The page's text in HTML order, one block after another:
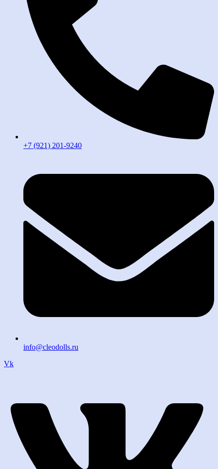
+7 (921) 201-9240
info@cleodolls.ru
Vk